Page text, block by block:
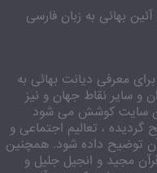
معرفی دیانت بهائی به
و سایر نقاط جهان و نیز
سایت کوشش می شود
گردیده ، تعالیم اجتماعی و
توضیح داده شود. همچنین
مجید و انجیل جلیل و